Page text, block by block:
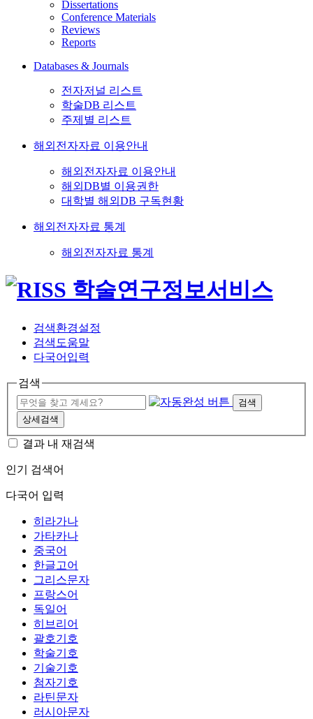
Dissertations
Conference Materials
Reviews
Reports
Databases & Journals
전자저널 리스트
학술DB 리스트
주제별 리스트
해외전자자료 이용안내
해외전자자료 이용안내
해외DB별 이용권한
대학별 해외DB 구독현황
해외전자자료 통계
해외전자자료 통계
검색환경설정
검색도움말
다국어입력
검색
검색
상세검색
결과 내 재검색
인기 검색어
다국어 입력
히라가나
가타카나
중국어
한글고어
그리스문자
프랑스어
독일어
히브리어
괄호기호
학술기호
기술기호
첨자기호
라틴문자
러시아문자